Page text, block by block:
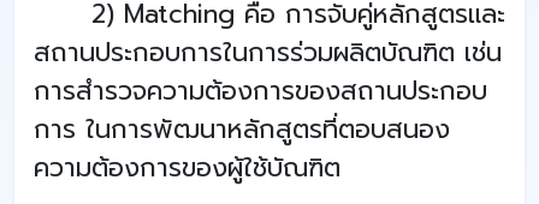
2) Matching คือ การจับคู่หลักสูตรและ
สถานประกอบการในการร่วมผลิตบัณฑิต เช่น
การสำรวจความต้องการของสถานประกอบ
การ ในการพัฒนาหลักสูตรที่ตอบสนอง
ความต้องการของผู้ใช้บัณฑิต